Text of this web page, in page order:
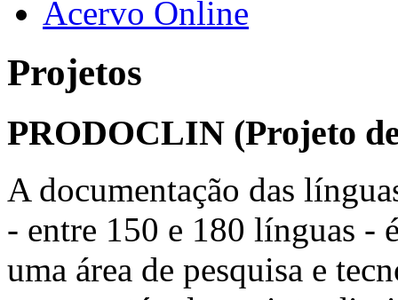
Acervo Online
Projetos
PRODOCLIN (Projeto
A documentação das
- entre 150 e 180 línguas -
uma área de pesquisa e